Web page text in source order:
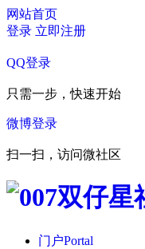
网站首页
登录 立即注册
QQ登录
只需一步，快速开始
微博登录
扫一扫，访问微社区
门户Portal